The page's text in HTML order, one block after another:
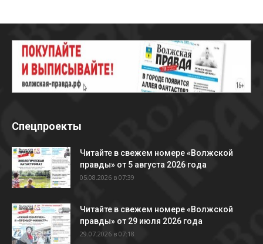
Спецпроекты
Читайте в свежем номере «Волжской
правды» от 5 августа 2026 года
05.08.2026 в 07:39
Читайте в свежем номере «Волжской
правды» от 29 июля 2026 года
29.07.2026 в 07:18